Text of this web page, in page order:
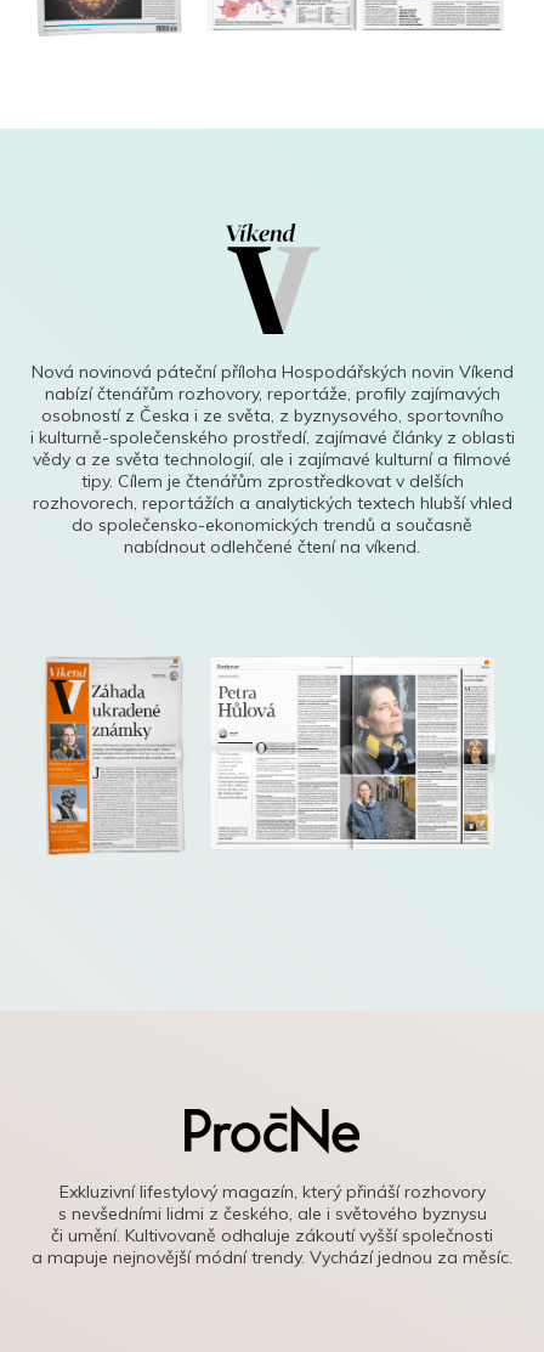
Nová novinová páteční příloha Hospodářských novin Víkend
nabízí čtenářům rozhovory, reportáže, profily zajímavých
osobností z Česka i ze světa, z byznysového, sportovního
i kulturně-společenského prostředí, zajímavé články z oblasti
vědy a ze světa technologií, ale i zajímavé kulturní a filmové
tipy. Cílem je čtenářům zprostředkovat v delších
rozhovorech, reportážích a analytických textech hlubší vhled
do společensko-ekonomických trendů a současně
nabídnout odlehčené čtení na víkend.
Exkluzivní lifestylový magazín, který přináší rozhovory
s nevšedními lidmi z českého, ale i světového byznysu
či umění. Kultivovaně odhaluje zákoutí vyšší společnosti
a mapuje nejnovější módní trendy. Vychází jednou za měsíc.